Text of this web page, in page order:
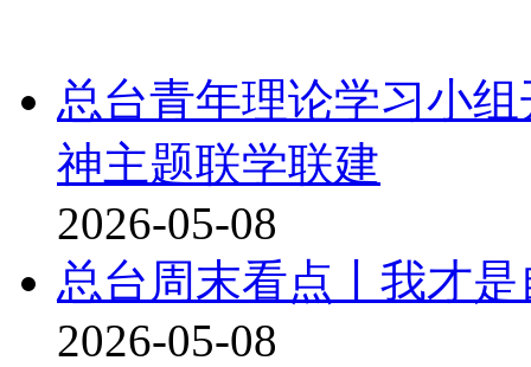
总台青年理论学习小
神主题联学联建
2026-05-08
总台周末看点丨我才
2026-05-08